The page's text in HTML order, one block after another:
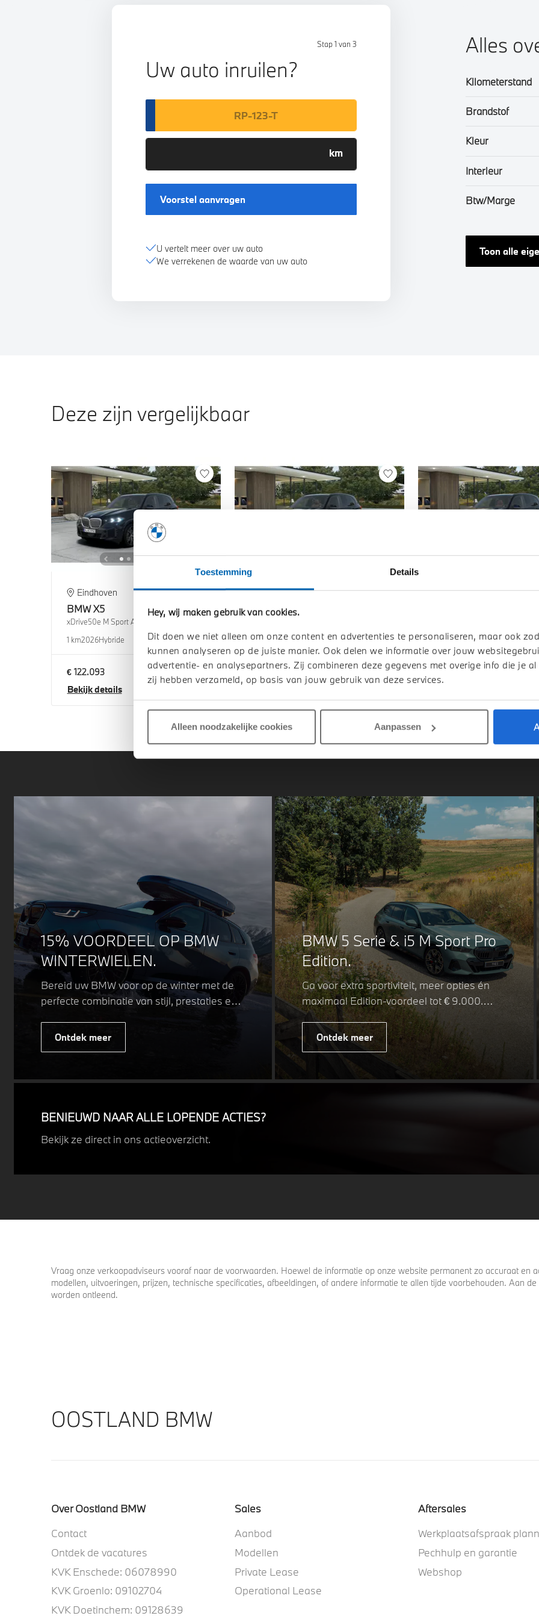
Toestemming Details
Hey, wij maken gebruik van cookies.
Dit doen we niet alleen om onze content en advertenties te personaliseren, maar ook
kunnen analyseren op de juiste manier. Ook delen we informatie over jouw
advertentie- en analysepartners. Zij combineren deze gegevens met overige info die je
zij hebben verzameld, op basis van jouw gebruik van deze services.
Alleen noodzakelijke cookies Aanpassen
Stap 1 van 3
Uw auto inruilen?
Voorstel aanvragen
U vertelt meer over uw auto
We verrekenen de waarde van uw auto
Alles
Kilometerstand
Brandstof
Kleur
Interieur
Btw/Marge
Toon alle
Deze zijn vergelijkbaar
Eindhoven
BMW X5
xDrive50e M Sport Automaat
1 km2026Hybride
€ 122.093
Bekijk details
Veldhoven
BMWX5
1 km 2026Hybride
€ 123.957
Helmond
1 km2026Hybride
€ 124.845
15% VOORDEEL OP BMW
WINTERWIELEN.
Bereid uw BMW voor op de winter met de
perfecte combinatie van stijl, prestaties en
of elegante look, onze winterwielen zijn
uitdagende weersomstandigheden.
Ontdek meer
BMW 5 Serie & i5 M Sport Pro
Edition.
Ga voor extra sportiviteit, meer opties én
maximaal Edition-voordeel tot € 9.000.
Fiscaal leverbaar vanaf € 75.347. Met de
BMW 5 Serie & i5 M Sport Pro Edition kiest
u voor een rijk uitgeruste uitvoering waarin
juist de details het verschil maken. De
details die ervoor zorgen dat u nog één
keer omkijkt voordat u verder loopt.
Ontdek meer
BENIEUWD NAAR ALLE LOPENDE ACTIES?
Bekijk ze direct in ons actieoverzicht.
Vraag onze verkoopadviseurs vooraf naar de voorwaarden. Hoewel de informatie op onze website permanent zo accuraat en
modellen, uitvoeringen, prijzen, technische specificaties, afbeeldingen, of andere informatie te allen tijde voorbehouden. Aan
worden ontleend.
OOSTLAND BMW
Over Oostland BMW
Contact
Ontdek de vacatures
KVK Enschede: 06078990
KVK Groenlo: 09102704
KVK Doetinchem: 09128639
Sales
Aanbod
Modellen
Private Lease
Operational Lease
Aftersales
Werkplaatsafspraak
Pechhulp en garantie
Webshop